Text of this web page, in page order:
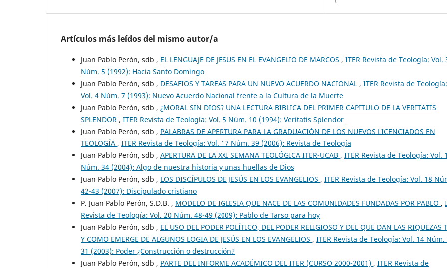
Artículos más leídos del mismo autor/a
Juan Pablo Perón, sdb , EL LENGUAJE DE JESUS EN EL EVANGELIO DE MARCOS , ITER Revista de Teología: Vol.
Núm. 5 (1992): Hacia Santo Domingo
Juan Pablo Perón, sdb , DESAFIOS Y TAREAS PARA UN NUEVO ACUERDO NACIONAL , ITER Revista de Teología:
Vol. 4 Núm. 7 (1993): Nuevo Acuerdo Nacional frente a la Cultura de la Muerte
Juan Pablo Perón, sdb , ¿MORAL SIN DIOS? UNA LECTURA BIBLICA DEL PRIMER CAPITULO DE LA VERITATIS
SPLENDOR , ITER Revista de Teología: Vol. 5 Núm. 10 (1994): Veritatis Splendor
Juan Pablo Perón, sdb , PALABRAS DE APERTURA PARA LA GRADUACIÓN DE LOS NUEVOS LICENCIADOS EN
TEOLOGÍA , ITER Revista de Teología: Vol. 17 Núm. 39 (2006): Revista de Teología
Juan Pablo Perón, sdb , APERTURA DE LA XXI SEMANA TEOLÓGICA ITER-UCAB , ITER Revista de Teología: Vol.
Núm. 34 (2004): Algo de nuestra historia y unas huellas de Dios
Juan Pablo Perón, sdb , LOS DISCÍPULOS DE JESÚS EN LOS EVANGELIOS , ITER Revista de Teología: Vol. 18
42-43 (2007): Discipulado cristiano
P. Juan Pablo Perón, S.D.B. , MODELO DE IGLESIA QUE NACE DE LAS COMUNIDADES FUNDADAS POR PABLO ,
Revista de Teología: Vol. 20 Núm. 48-49 (2009): Pablo de Tarso para hoy
Juan Pablo Perón, sdb , EL USO DEL PODER POLÍTICO, DEL PODER RELIGIOSO Y DEL QUE DAN LAS RIQUEZAS
Y COMO EMERGE DE ALGUNOS LOGIA DE JESÚS EN LOS EVANGELIOS , ITER Revista de Teología: Vol. 14 Núm.
31 (2003): Poder ¿Construcción o destrucción?
Juan Pablo Perón, sdb , PARTE DEL INFORME ACADÉMICO DEL ITER (CURSO 2000-2001) , ITER Revista de